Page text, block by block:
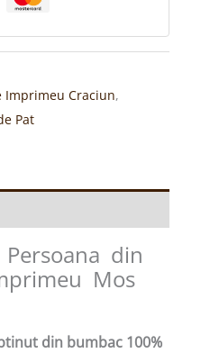
Imprimeu Craciun,
Pat
Persoana din
Mos
din bumbac 100%